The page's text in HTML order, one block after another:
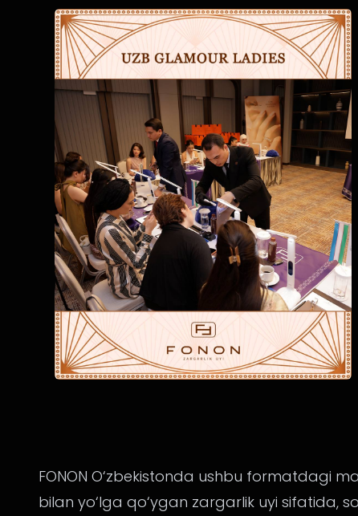
FONON O‘zbekistonda ushbu formatdagi
bilan yo‘lga qo‘ygan zargarlik uyi sifatida,